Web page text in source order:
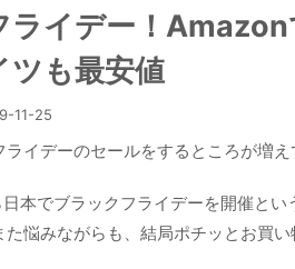
ライデー！
ツも最安値
11-25
イデーのセールをするところが増え
本でブラックフライデーを開催と
悩みながらも、結局ポチッとお買い